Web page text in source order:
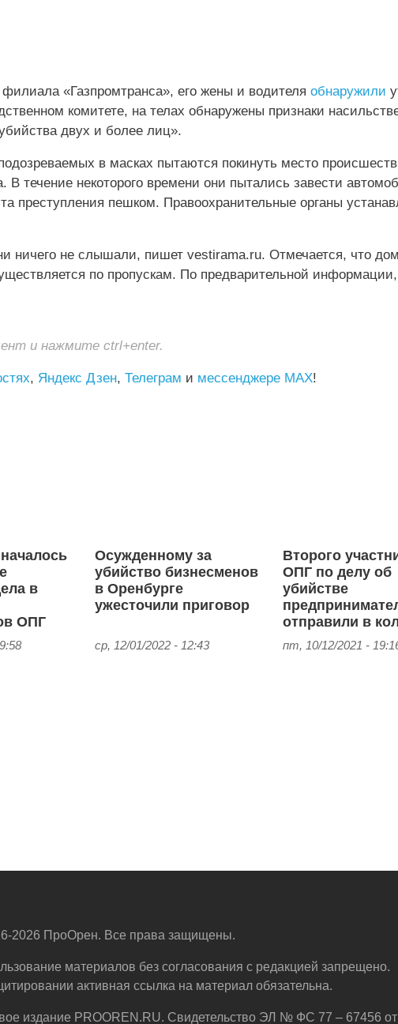
«Газпромтранса», его жены и водителя обнаружили
комитете, на телах обнаружены признаки
двух и более лиц».
в масках пытаются покинуть место
течение некоторого времени они пытались завести
преступления пешком. Правоохранительные органы
ничего не слышали, пишет vestirama.ru. Отмечается, что дом
по пропускам. По предварительной
и нажмите ctrl+enter.
, Яндекс Дзен, Телеграм и мессенджере MAX!
в
ОПГ
Осужденному за
убийство бизнесменов
в Оренбурге
ужесточили приговор
ср, 12/01/2022 - 12:43
Второго
ОПГ по делу об
убийстве
отправили в
пт, 10/12/2021 -
2026 ПроОрен. Все права защищены.
материалов без согласования с редакцией запрещено.
активная ссылка на материал обязательна.
издание PROOREN.RU. Свидетельство ЭЛ № ФС 77 – 67456 от